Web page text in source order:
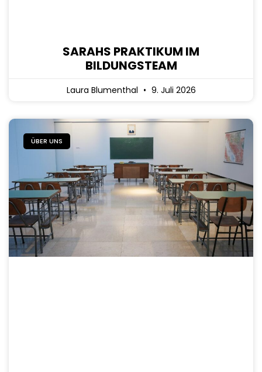
SARAHS PRAKTIKUM IM
BILDUNGSTEAM
Laura Blumenthal 9. Juli 2026
ÜBER UNS